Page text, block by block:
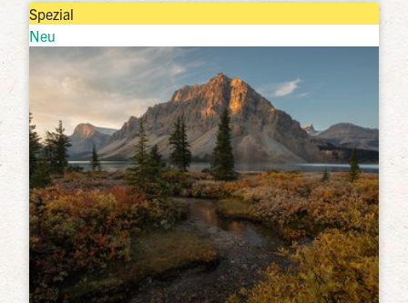
Spezial
Neu